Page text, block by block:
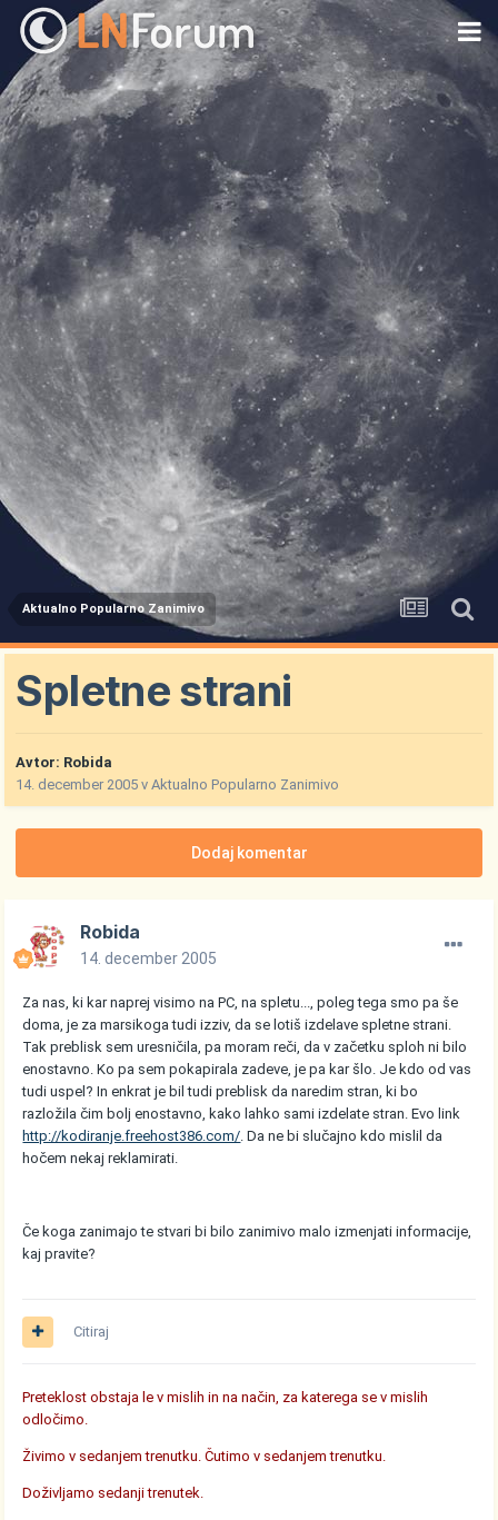
Aktualno Popularno Zanimivo
Spletne strani
Avtor: Robida
14. december 2005 vAktualno Popularno Zanimivo
Dodaj komentar
Robida
14. december 2005
Za nas, ki kar naprej visimo na PC, na spletu..., poleg tega smo pa še
doma, je za marsikoga tudi izziv, da se lotiš izdelave spletne strani.
Tak preblisk sem uresničila, pa moram reči, da v začetku sploh ni bilo
enostavno. Ko pa sem pokapirala zadeve, je pa kar šlo. Je kdo od vas
tudi uspel? In enkrat je bil tudi preblisk da naredim stran, ki bo
razložila čim bolj enostavno, kako lahko sami izdelate stran. Evo link
http://kodiranje.freehost386.com/. Da ne bi slučajno kdo mislil da
hočem nekaj reklamirati.
Če koga zanimajo te stvari bi bilo zanimivo malo izmenjati informacije,
kaj pravite?
Citiraj
Preteklost obstaja le v mislih in na način, za katerega se v mislih
odločimo.
Živimo v sedanjem trenutku. Čutimo v sedanjem trenutku.
Doživljamo sedanji trenutek.